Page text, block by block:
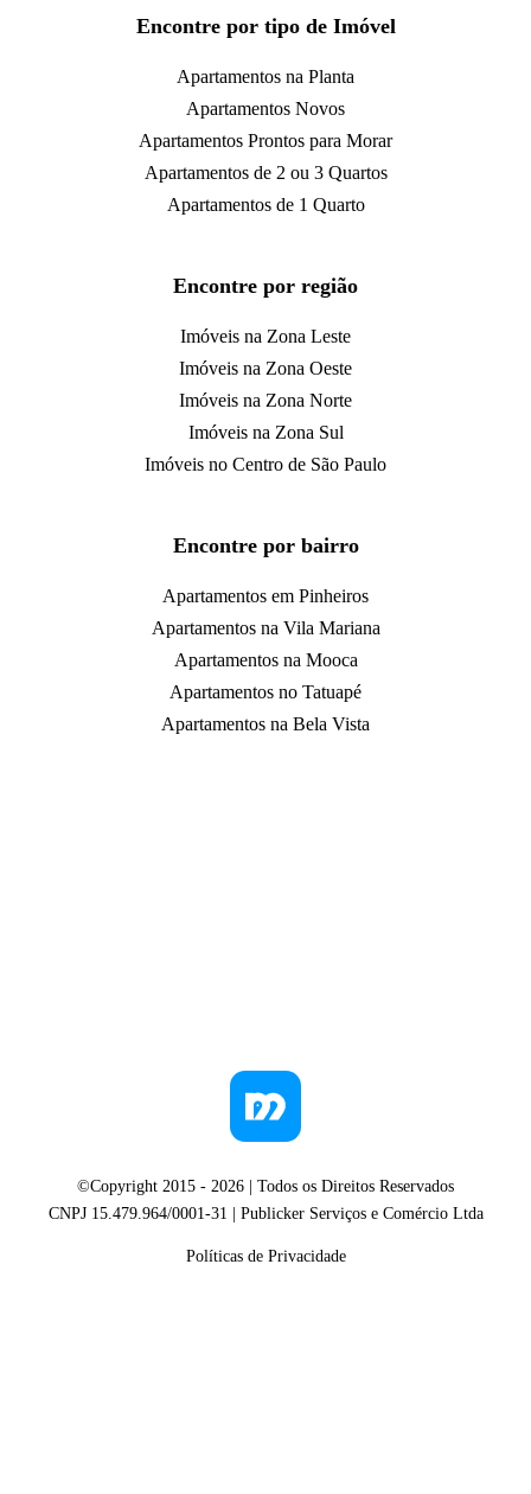
Encontre por tipo de Imóvel
Apartamentos na Planta
Apartamentos Novos
Apartamentos Prontos para Morar
Apartamentos de 2 ou 3 Quartos
Apartamentos de 1 Quarto
Encontre por região
Imóveis na Zona Leste
Imóveis na Zona Oeste
Imóveis na Zona Norte
Imóveis na Zona Sul
Imóveis no Centro de São Paulo
Encontre por bairro
Apartamentos em Pinheiros
Apartamentos na Vila Mariana
Apartamentos na Mooca
Apartamentos no Tatuapé
Apartamentos na Bela Vista
©Copyright 2015 - 2026 | Todos os Direitos Reservados
CNPJ 15.479.964/0001-31 | Publicker Serviços e Comércio Ltda
Políticas de Privacidade